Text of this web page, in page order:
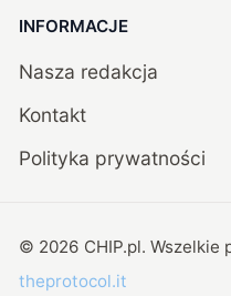
INFORMACJE
Nasza redakcja
Kontakt
Polityka prywatności
© 2026 CHIP.pl. Wszelkie
theprotocol.it